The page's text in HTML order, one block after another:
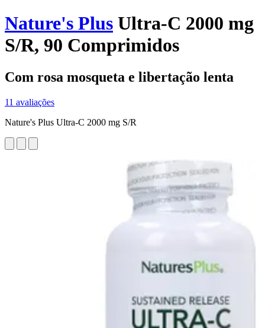
Nature's Plus Ultra-C 2000 mg
S/R, 90 Comprimidos
Com rosa mosqueta e libertação lenta
11 avaliações
Nature's Plus Ultra-C 2000 mg S/R